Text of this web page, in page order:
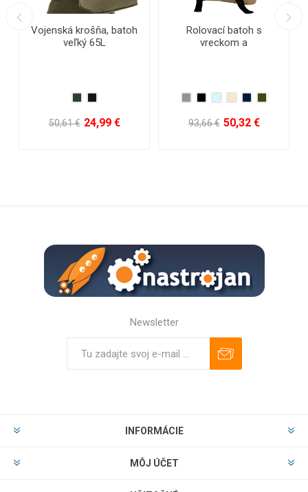
Rolovací batoh s
vreckom a
93,66 € 50,32 €
Dizajnový rolovací batoh
NEW BERRY® s
93,66 € 41,92 €
Newsletter
INFORMÁCIE
MÔJ ÚČET